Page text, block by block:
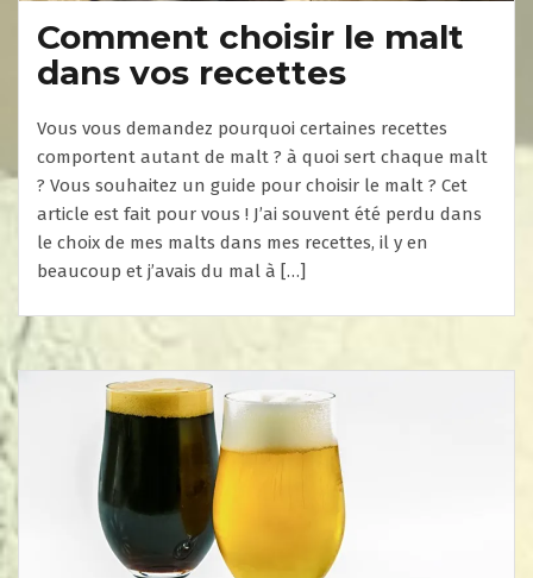
Comment choisir le malt
dans vos recettes
Vous vous demandez pourquoi certaines recettes
comportent autant de malt ? à quoi sert chaque malt
? Vous souhaitez un guide pour choisir le malt ? Cet
article est fait pour vous ! J’ai souvent été perdu dans
le choix de mes malts dans mes recettes, il y en
beaucoup et j’avais du mal à […]